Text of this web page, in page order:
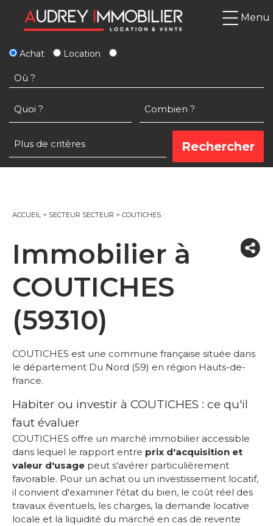
Menu
Achat Location
ACCUEIL> SECTEUR SECTEUR > COUTICHES
Immobilier à
COUTICHES
(59310)
COUTICHES est une commune française située dans
le département Du Nord (59) en région Hauts-de-
france.
Habiter ou investir à COUTICHES : ce qu'il
faut évaluer
COUTICHES offre un marché immobilier accessible
dans lequel le rapport entre prix d'acquisition et
valeur d'usage peut s'avérer particulièrement
favorable. Pour un achat ou un investissement locatif,
il convient d'examiner l'état du bien, le coût réel des
travaux éventuels, les charges, la demande locative
locale et la liquidité du marché en cas de revente